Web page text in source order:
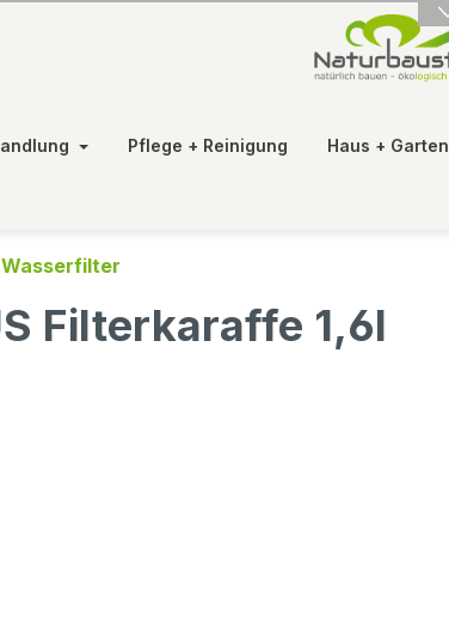
Pflege + Reinigung Haus + Garten
Wasserfilter
Filterkaraffe 1,6l